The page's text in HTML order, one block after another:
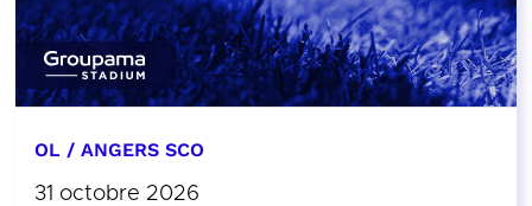
OL / ANGERS SCO
31 octobre 2026